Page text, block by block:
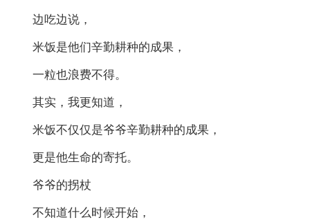
边吃边说，
米饭是他们辛勤耕种的成果，
一粒也浪费不得。
其实，我更知道，
米饭不仅仅是爷爷辛勤耕种的成果，
更是他生命的寄托。
爷爷的拐杖
不知道什么时候开始，